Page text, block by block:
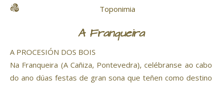
Toponimia
A Franqueira
A PROCESIÓN DOS BOIS
Na Franqueira (A Cañiza, Pontevedra), celébranse ao cabo
do ano dúas festas de gran sona que teñen como destino